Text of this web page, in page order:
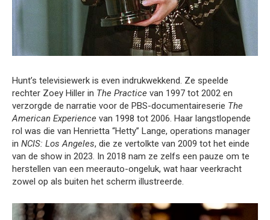
Hunt’s televisiewerk is even indrukwekkend. Ze speelde
rechter Zoey Hiller in The Practice van 1997 tot 2002 en
verzorgde de narratie voor de PBS-documentaireserie The
American Experience van 1998 tot 2006. Haar langstlopende
rol was die van Henrietta “Hetty” Lange, operations manager
in NCIS: Los Angeles, die ze vertolkte van 2009 tot het einde
van de show in 2023. In 2018 nam ze zelfs een pauze om te
herstellen van een meerauto-ongeluk, wat haar veerkracht
zowel op als buiten het scherm illustreerde.